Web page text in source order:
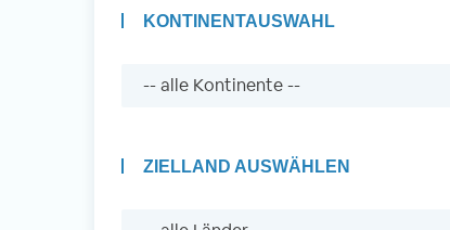
Auslandserfahrung
KONTINENTAUSWAHL
ZIELLAND AUSWÄHLEN